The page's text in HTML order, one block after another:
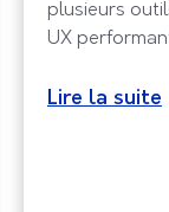
plusieurs
UX
Lire la suite